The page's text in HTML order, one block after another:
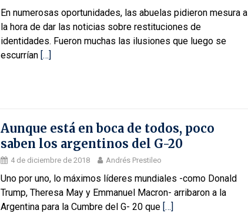
En numerosas oportunidades, las abuelas pidieron mesura a
la hora de dar las noticias sobre restituciones de
identidades. Fueron muchas las ilusiones que luego se
escurrían […]
Aunque está en boca de todos, poco
saben los argentinos del G-20
4 de diciembre de 2018 Andrés Prestileo
Uno por uno, lo máximos líderes mundiales -como Donald
Trump, Theresa May y Emmanuel Macron- arribaron a la
Argentina para la Cumbre del G- 20 que […]